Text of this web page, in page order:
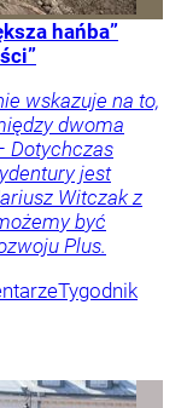
hańba”
wskazuje na to,
dwoma
Dotychczas
jest
Witczak z
być
Plus.
Tygodnik